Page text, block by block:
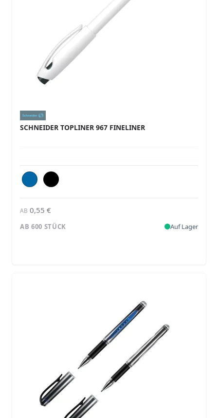
SCHNEIDER TOPLINER 967 FINELINER
AB 0,55 €
AB 600 STÜCK Auf Lager